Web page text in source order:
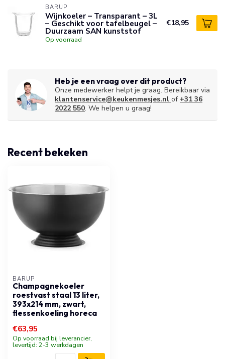
BARUP
Wijnkoeler – Transparant – 3L
– Geschikt voor tafelbeugel –
Duurzaam SAN kunststof
Op voorraad
€18,95
Heb je een vraag over dit product?
Onze medewerker helpt je graag. Bereikbaar via
klantenservice@keukenmesjes.nl of +31 36
2022 550. We helpen u graag!
Recent bekeken
BARUP
Champagnekoeler
roestvast staal 13 liter,
393x214 mm, zwart,
flessenkoeling horeca
€63,95
Op voorraad bij leverancier,
levertijd: 2-3 werkdagen